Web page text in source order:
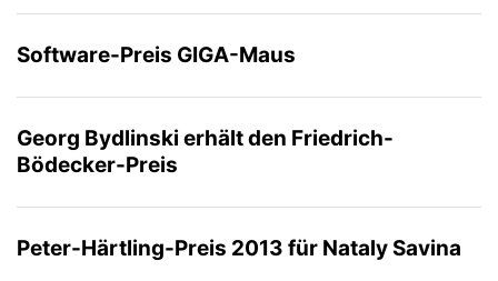
Software-Preis GIGA-Maus
Georg Bydlinski erhält den Friedrich-
Bödecker-Preis
Peter-Härtling-Preis 2013 für Nataly Savina